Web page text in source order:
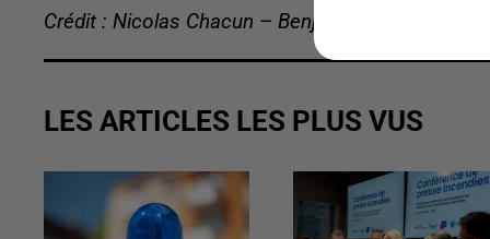
Crédit : Nicolas Chacun – Benjamin Swiniarski
LES ARTICLES LES PLUS VUS